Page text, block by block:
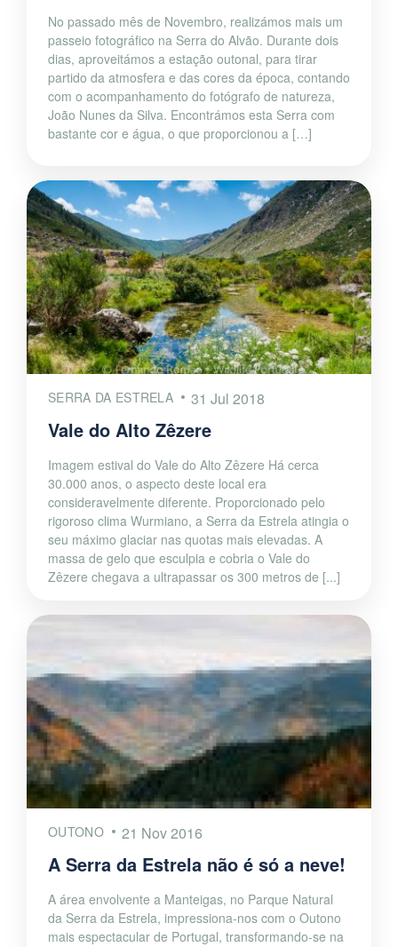
No passado mês de Novembro, realizámos mais um
passeio fotográfico na Serra do Alvão. Durante dois
dias, aproveitámos a estação outonal, para tirar
partido da atmosfera e das cores da época, contando
com o acompanhamento do fotógrafo de natureza,
João Nunes da Silva. Encontrámos esta Serra com
bastante cor e água, o que proporcionou a […]
SERRA DA ESTRELA 31 Jul 2018
Vale do Alto Zêzere
Imagem estival do Vale do Alto Zêzere Há cerca
30.000 anos, o aspecto deste local era
consideravelmente diferente. Proporcionado pelo
rigoroso clima Wurmiano, a Serra da Estrela atingia o
seu máximo glaciar nas quotas mais elevadas. A
massa de gelo que esculpia e cobria o Vale do
Zêzere chegava a ultrapassar os 300 metros de [...]
OUTONO 21 Nov 2016
A Serra da Estrela não é só a neve!
A área envolvente a Manteigas, no Parque Natural
da Serra da Estrela, impressiona-nos com o Outono
mais espectacular de Portugal, transformando-se na